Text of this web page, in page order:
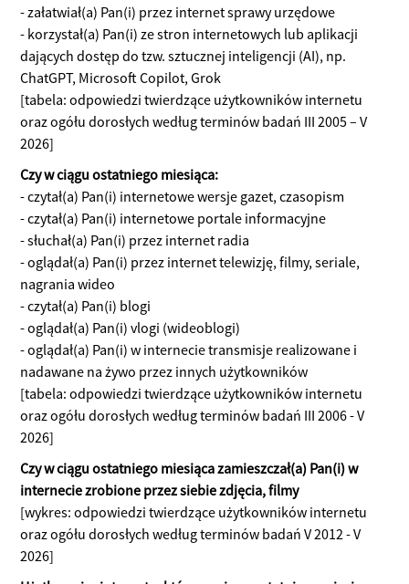
- załatwiał(a) Pan(i) przez internet sprawy urzędowe
- korzystał(a) Pan(i) ze stron internetowych lub aplikacji
dających dostęp do tzw. sztucznej inteligencji (AI), np.
ChatGPT, Microsoft Copilot, Grok
[tabela: odpowiedzi twierdzące użytkowników internetu
oraz ogółu dorosłych według terminów badań III 2005 – V
2026]
Czy w ciągu ostatniego miesiąca:
- czytał(a) Pan(i) internetowe wersje gazet, czasopism
- czytał(a) Pan(i) internetowe portale informacyjne
- słuchał(a) Pan(i) przez internet radia
- oglądał(a) Pan(i) przez internet telewizję, filmy, seriale,
nagrania wideo
- czytał(a) Pan(i) blogi
- oglądał(a) Pan(i) vlogi (wideoblogi)
- oglądał(a) Pan(i) w internecie transmisje realizowane i
nadawane na żywo przez innych użytkowników
[tabela: odpowiedzi twierdzące użytkowników internetu
oraz ogółu dorosłych według terminów badań III 2006 - V
2026]
Czy w ciągu ostatniego miesiąca zamieszczał(a) Pan(i) w
internecie zrobione przez siebie zdjęcia, filmy
[wykres: odpowiedzi twierdzące użytkowników internetu
oraz ogółu dorosłych według terminów badań V 2012 - V
2026]